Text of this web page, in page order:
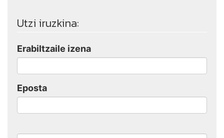
Utzi iruzkina:
Erabiltzaile izena
Eposta